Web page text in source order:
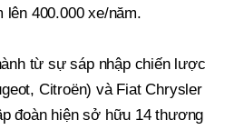
lên 400.000 xe/năm.
từ sự sáp nhập chiến lược
Citroën) và Fiat Chrysler
đoàn hiện sở hữu 14 thương